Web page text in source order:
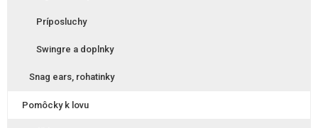
Príposluchy
Swingre a doplnky
Snag ears, rohatinky
Pomôcky k lovu